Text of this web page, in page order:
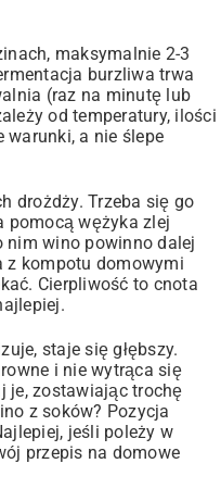
maksymalnie 2-3
burzliwa trwa
(raz na minutę lub
od temperatury, ilości
warunki, a nie ślepe
drożdży. Trzeba się go
pomocą wężyka zlej
nim wino powinno dalej
z kompotu domowymi
Cierpliwość to cnota
staje się głębszy.
i nie wytrąca się
je, zostawiając trochę
z soków? Pozycja
jeśli poleży w
przepis na domowe